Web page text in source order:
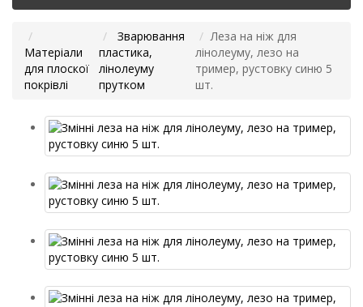
Матеріали
для плоскої
покрівлі
Зварювання
пластика,
лінолеуму
прутком
Леза на ніж для
лінолеуму, лезо на
тример, рустовку синю 5
шт.